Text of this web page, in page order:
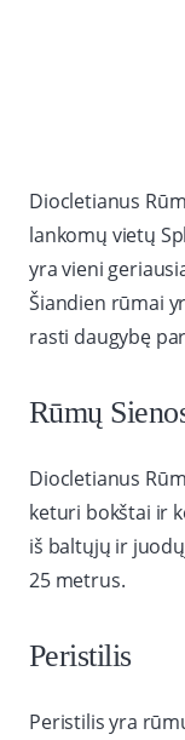
Diocletianus
lankomų vietų
yra vieni
Šiandien rūmai
rasti daugybę
Rūmų
Diocletianus
keturi bokštai ir
iš baltųjų ir
25 metrus.
Peristilis
Peristilis yra